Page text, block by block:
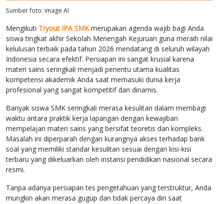
Sumber foto: image AI
Mengikuti Tryout IPA SMKmerupakan agenda wajib bagi Anda
siswa tingkat akhir Sekolah Menengah Kejuruan guna meraih nilai
kelulusan terbaik pada tahun 2026 mendatang di seluruh wilayah
Indonesia secara efektif. Persiapan ini sangat krusial karena
materi sains seringkali menjadi penentu utama kualitas
kompetensi akademik Anda saat memasuki dunia kerja
profesional yang sangat kompetitif dan dinamis.
Banyak siswa SMK seringkali merasa kesulitan dalam membagi
waktu antara praktik kerja lapangan dengan kewajiban
mempelajari materi sains yang bersifat teoretis dan kompleks.
Masalah ini diperparah dengan kurangnya akses terhadap bank
soal yang memiliki standar kesulitan sesuai dengan kisi-kisi
terbaru yang dikeluarkan oleh instansi pendidikan nasional secara
resmi.
Tanpa adanya persiapan tes pengetahuan yang terstruktur, Anda
mungkin akan merasa gugup dan tidak percaya diri saat